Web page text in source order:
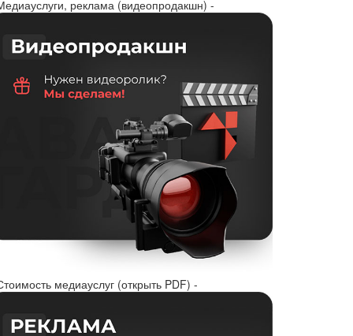
реклама (видеопродакшн) -
медиауслуг (открыть PDF) -